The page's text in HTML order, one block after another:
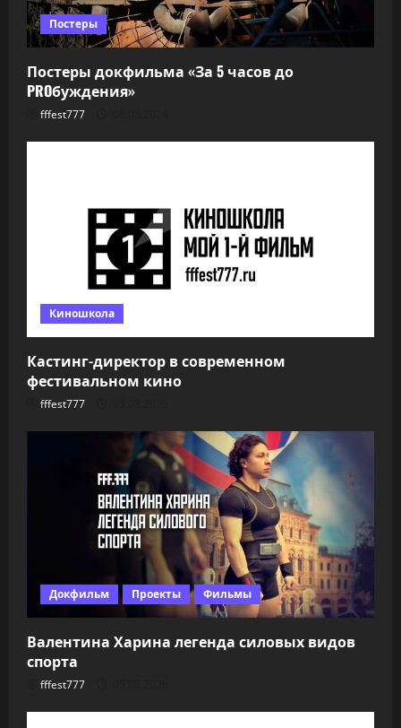
Постеры
Постеры докфильма «За 5 часов до
PROбуждения»
fffest777
Киношкола
Кастинг-директор в современном
фестивальном кино
fffest777
Докфильм Проекты Фильмы
Валентина Харина легенда силовых видов
спорта
fffest777